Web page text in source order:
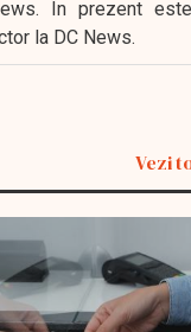
În prezent
la DC News.
Vezi